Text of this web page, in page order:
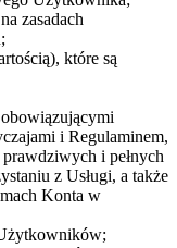
zasadach
które są
i Regulaminem,
i pełnych
z Usługi, a także
Konta w